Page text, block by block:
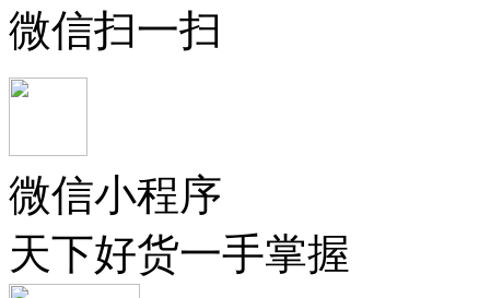
微信扫一扫
微信小程序
天下好货一手掌握